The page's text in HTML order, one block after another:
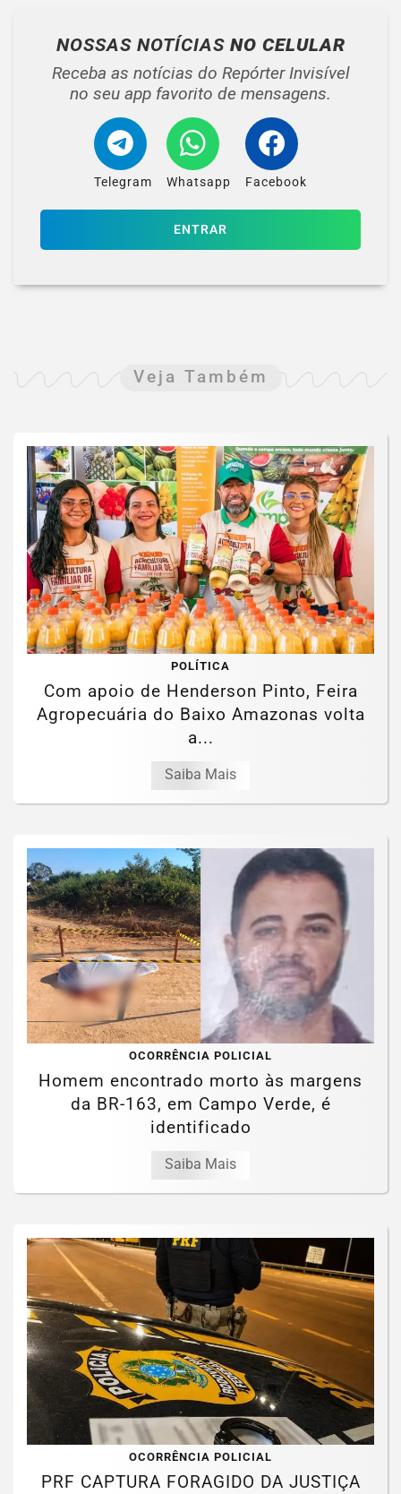
NOSSAS NOTÍCIAS NO CELULAR
Receba as notícias do Repórter Invisível
no seu app favorito de mensagens.
Telegram Whatsapp Facebook
ENTRAR
Veja Também
POLÍTICA
Com apoio de Henderson Pinto, Feira
Agropecuária do Baixo Amazonas volta
a...
Saiba Mais
OCORRÊNCIA POLICIAL
Homem encontrado morto às margens
da BR-163, em Campo Verde, é
identificado
Saiba Mais
OCORRÊNCIA POLICIAL
PRF CAPTURA FORAGIDO DA JUSTIÇA